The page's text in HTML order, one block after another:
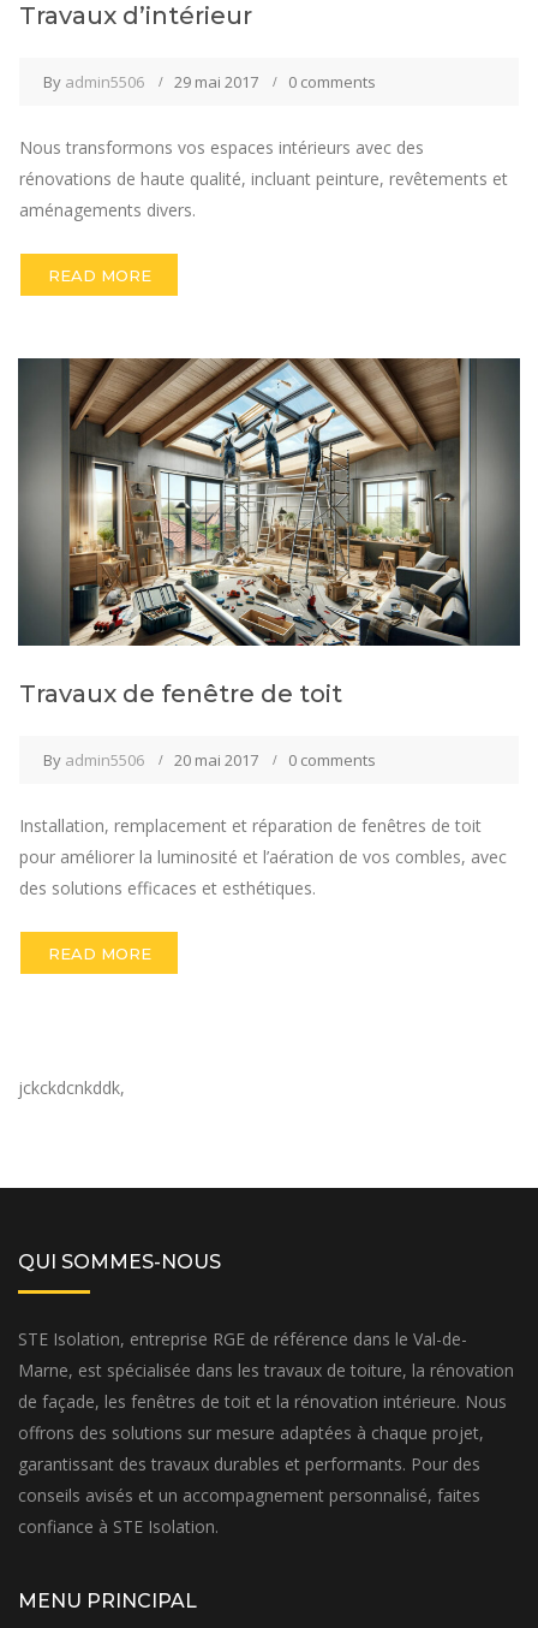
Travaux d’intérieur
By admin5506 29 mai 2017 0 comments
Nous transformons vos espaces intérieurs avec des
rénovations de haute qualité, incluant peinture, revêtements et
aménagements divers.
READ MORE
Travaux de fenêtre de toit
By admin5506 20 mai 2017 0 comments
Installation, remplacement et réparation de fenêtres de toit
pour améliorer la luminosité et l’aération de vos combles, avec
des solutions efficaces et esthétiques.
READ MORE
jckckdcnkddk,
QUI SOMMES-NOUS
STE Isolation, entreprise RGE de référence dans le Val-de-
Marne, est spécialisée dans les travaux de toiture, la rénovation
de façade, les fenêtres de toit et la rénovation intérieure. Nous
offrons des solutions sur mesure adaptées à chaque projet,
garantissant des travaux durables et performants. Pour des
conseils avisés et un accompagnement personnalisé, faites
confiance à STE Isolation.
MENU PRINCIPAL